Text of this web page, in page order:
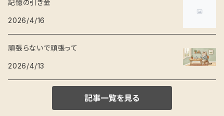
記憶の引き金
2026/4/16
頑張らないで頑張って
2026/4/13
記事一覧を見る